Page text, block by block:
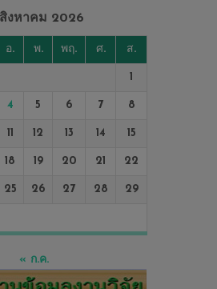
สิงหาคม 2026
อ. พ. พฤ. ศ. ส.
1
4 5 6 7 8
11 12 13 14 15
18 19 20 21 22
25 26 27 28 29
« ก.ค.